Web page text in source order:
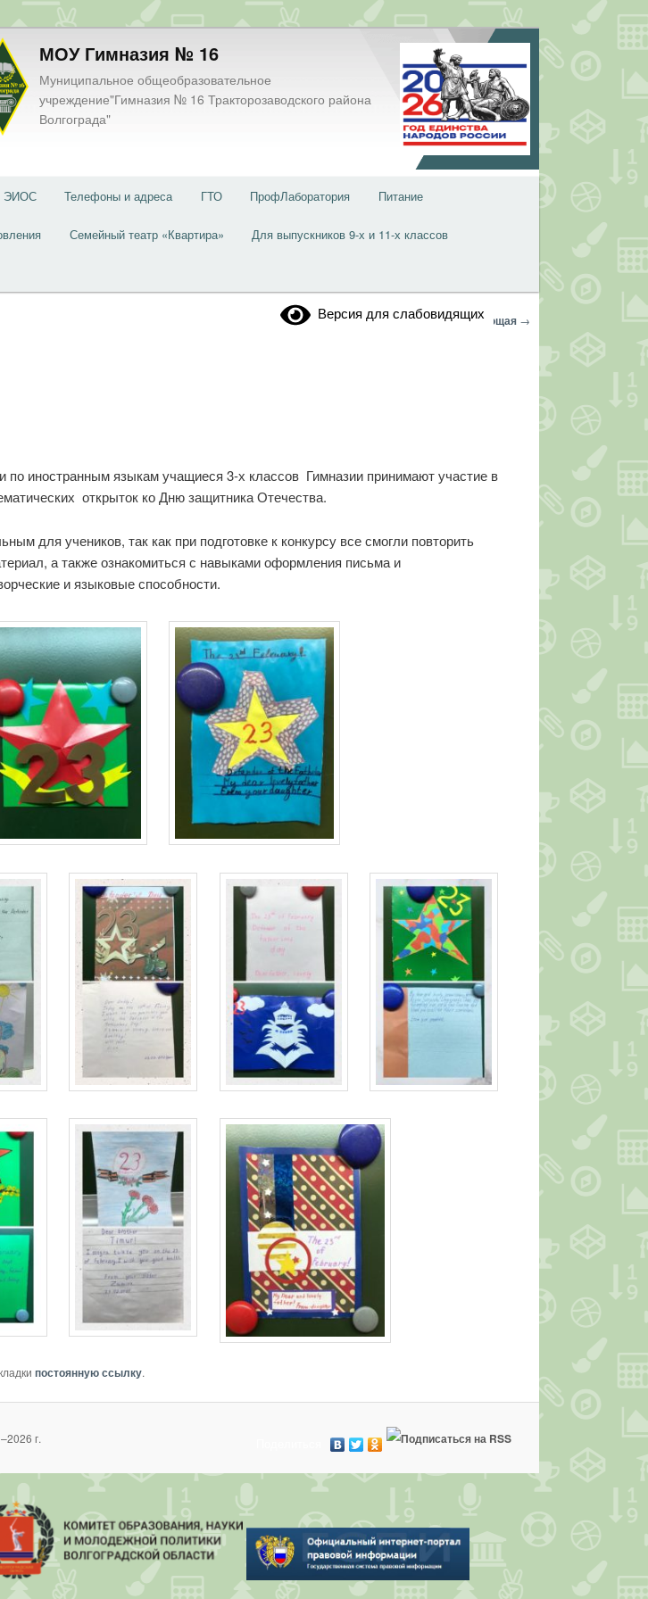
МОУ Гимназия № 16
Муниципальное общеобразовательное
учреждение"Гимназия № 16 Тракторозаводского района
Волгограда"
ЭИОС Телефоны и адреса ГТО ПрофЛаборатория Питание
Семейный театр «Квартира» Для выпускников 9-х и 11-х классов
Версия для слабовидящих
Навигация
← Предыдущая Следующая →
по иностранным языкам учащиеся 3-х классов Гимназии принимают участие в
открыток ко Дню защитника Отечества.
для учеников, так как при подготовке к конкурсу все смогли повторить
а также ознакомиться с навыками оформления письма и
и языковые способности.
постоянную ссылку.
г.